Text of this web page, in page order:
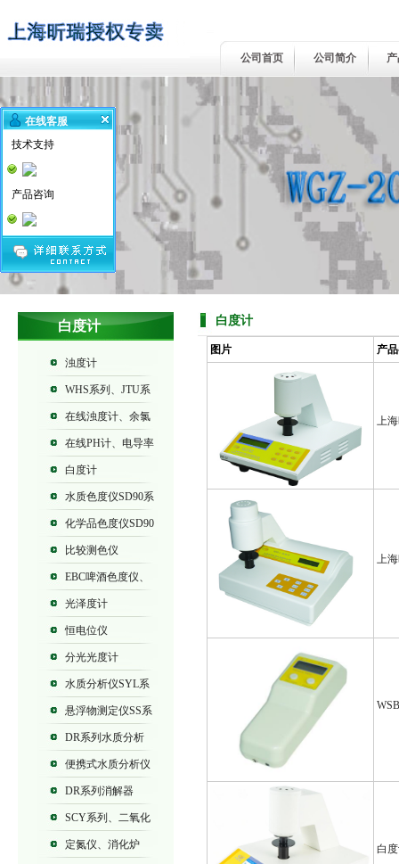
公司首页 公司简介
白度计
浊度计
WHS系列、JTU系
列浊度计在线浊度计、余氯
在线PH计、电导率
白度计
水质色度仪SD90系
化学品色度仪SD90
系列 比较测色仪
EBC啤酒色度仪、
SD9012B、SD9012
光泽度计
恒电位仪
分光光度计
水质分析仪SYL系
列、SD90系列
悬浮物测定仪SS系
DR系列水质分析
便携式水质分析仪
DR系列消解器
SCY系列、二氧化
碳气体测定仪
定氮仪、消化炉
白度计
图片 产
上
上
白
在线客服
技术支持
产品咨询